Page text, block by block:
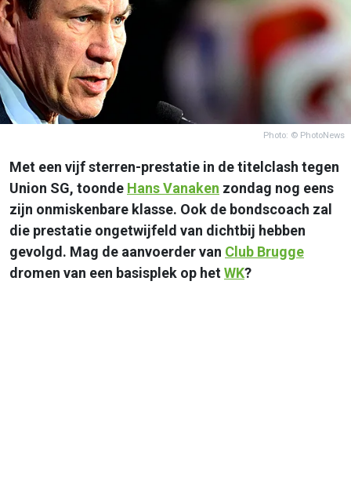
Photo: © PhotoNews
Met een vijf sterren-prestatie in de titelclash tegen
Union SG, toonde Hans Vanaken zondag nog eens
zijn onmiskenbare klasse. Ook de bondscoach zal
die prestatie ongetwijfeld van dichtbij hebben
gevolgd. Mag de aanvoerder van Club Brugge
dromen van een basisplek op hetWK?